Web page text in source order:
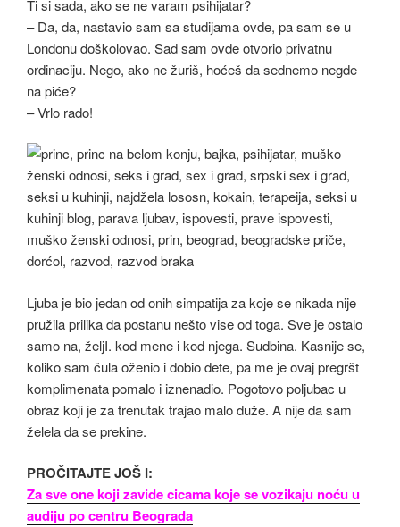
Ti si sada, ako se ne varam psihijatar?
– Da, da, nastavio sam sa studijama ovde, pa sam se u
Londonu doškolovao. Sad sam ovde otvorio privatnu
ordinaciju. Nego, ako ne žuriš, hoćeš da sednemo negde
na piće?
– Vrlo rado!
Ljuba je bio jedan od onih simpatija za koje se nikada nije
pružila prilika da postanu nešto vise od toga. Sve je ostalo
samo na, željI. kod mene i kod njega. Sudbina. Kasnije se,
koliko sam čula oženio i dobio dete, pa me je ovaj pregršt
komplimenata pomalo i iznenadio. Pogotovo poljubac u
obraz koji je za trenutak trajao malo duže. A nije da sam
želela da se prekine.
PROČITAJTE JOŠ I:
Za sve one koji zavide cicama koje se vozikaju noću u
audiju po centru Beograda